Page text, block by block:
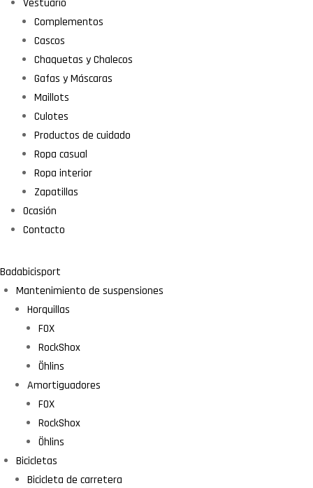
Vestuario
Complementos
Cascos
Chaquetas y Chalecos
Gafas y Máscaras
Maillots
Culotes
Productos de cuidado
Ropa casual
Ropa interior
Zapatillas
Ocasión
Contacto
Badabicisport
Mantenimiento de suspensiones
Horquillas
FOX
RockShox
Öhlins
Amortiguadores
FOX
RockShox
Öhlins
Bicicletas
Bicicleta de carretera